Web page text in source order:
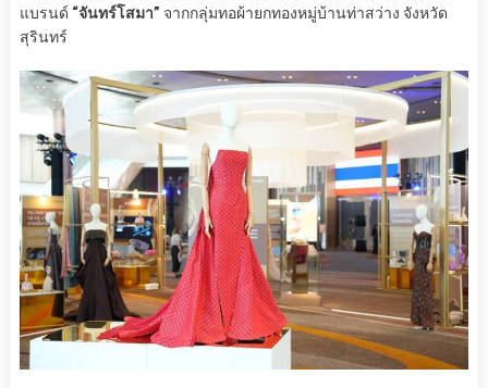
แบรนด์ “จันทร์โสมา” จากกลุ่มทอผ้ายกทองหมู่บ้านท่าสว่าง จังหวัด
สุรินทร์